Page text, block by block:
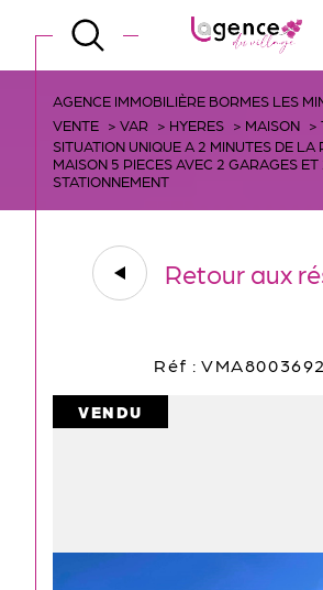
AGENCE IMMOBILIÈRE BORMES LES
VENTE
VAR HYERES MAISON
SITUATION UNIQUE A 2 MINUTES DE LA
MAISON 5 PIECES AVEC 2 GARAGES
STATIONNEMENT
Retour aux
Réf :
VENDU